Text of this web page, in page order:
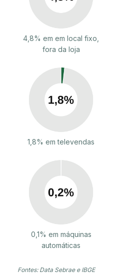
4,8% em em local fixo,
fora da loja
1,8% em televendas
0,1% em máquinas
automáticas
Fontes: Data Sebrae e IBGE